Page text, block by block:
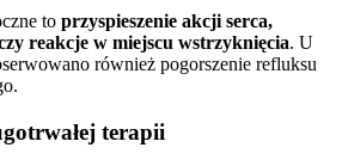
to przyspieszenie akcji serca,
reakcje w miejscu wstrzyknięcia. U
również pogorszenie refluksu
terapii